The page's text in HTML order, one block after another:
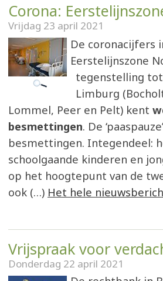
Corona:
Vrijdag 23 april 2021
De coronacijfers
Eerstelijnszone
tegenstelling
Limburg
Lommel, Peer en Pelt) kent
besmettingen. De
besmettingen. Integendeel:
schoolgaande kinderen en
op het hoogtepunt van de
ook (…) Het hele
Vrijspraak voor
Donderdag 22 april 2021